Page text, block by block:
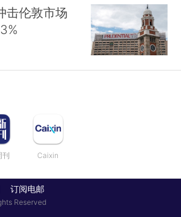
击伦敦市场
刊 Caixin
订阅电邮
Reserved